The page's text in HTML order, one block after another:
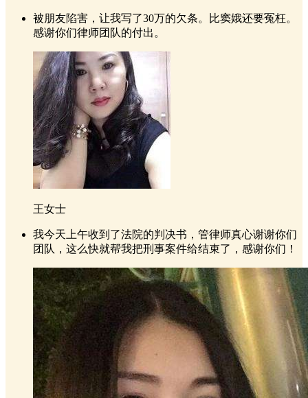
被朋友陷害，让我写了30万的欠条。比窦娥还要冤枉。
感谢你们律师团队的付出。
王女士
我今天上午收到了法院的判决书，管律师真心谢谢你们
团队，这么快就帮我把刑事案件给结束了，感谢你们！